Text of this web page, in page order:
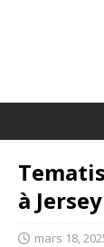
à
mars 18,